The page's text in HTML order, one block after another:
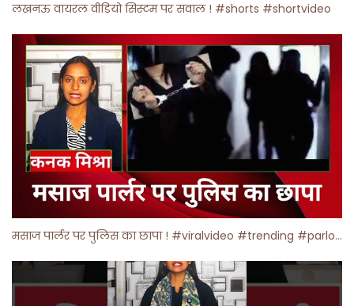
लखनऊ वायरल वीडियो सिस्टम पर सवाल ! #shorts #shortvideo
मसाज पार्लर पर पुलिस का छापा ! #viralvideo #trending #parlour